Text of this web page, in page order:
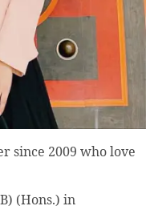
since 2009 who love
(Hons.) in